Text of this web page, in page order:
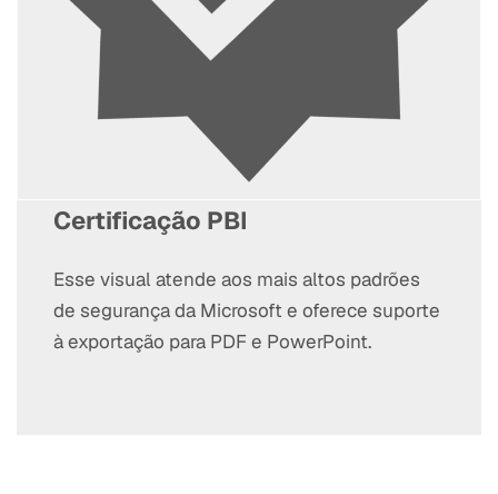
Certificação PBI
Esse visual atende aos mais altos padrões
de segurança da Microsoft e oferece suporte
à exportação para PDF e PowerPoint.